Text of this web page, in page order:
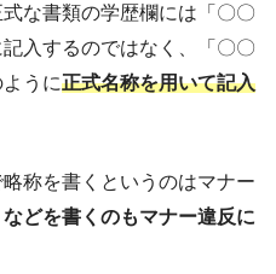
な書類の学歴欄には「〇〇
入するのではなく、「〇〇
うに正式名称を用いて記入
称を書くというのはマナー
などを書くのもマナー違反に